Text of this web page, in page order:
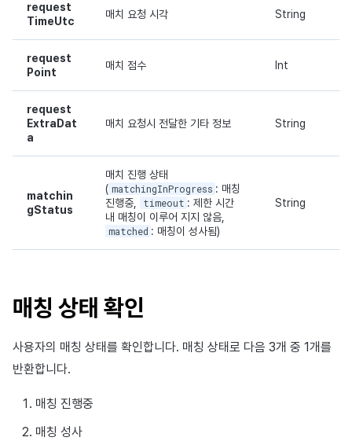
request
TimeUtc
매치 요청 시각 String
request
Point
매치 점수 Int
request
ExtraDat
a
매치 요청시 전달한 기타 정보 String
matchin
gStatus
매치 진행 상태
( matchingInProgress : 매칭
진행중,
timeout : 제한 시간
내 매칭이 이루어 지지 않음,
matched : 매칭이 성사됨)
String
매칭 상태 확인
사용자의 매칭 상태를 확인합니다. 매칭 상태로 다음 3개 중 1개를
반환합니다.
매칭 진행중
매칭 성사